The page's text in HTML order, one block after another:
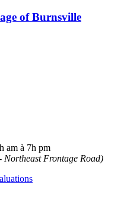
of Burnsville
am à 7h pm
Frontage Road)